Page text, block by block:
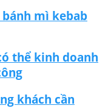
mì kebab
thể kinh doanh
khách cần